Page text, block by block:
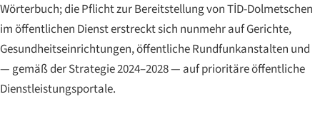
Wörterbuch; die Pflicht zur Bereitstellung von TİD-Dolmetschen
im öffentlichen Dienst erstreckt sich nunmehr auf Gerichte,
Gesundheitseinrichtungen, öffentliche Rundfunkanstalten und
— gemäß der Strategie 2024–2028 — auf prioritäre öffentliche
Dienstleistungsportale.